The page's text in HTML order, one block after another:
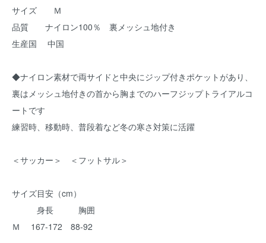
サイズ Ｍ
品質 ナイロン100％ 裏メッシュ地付き
生産国 中国
◆ナイロン素材で両サイドと中央にジップ付きポケットがあり、
裏はメッシュ地付きの首から胸までのハーフジップトライアルコ
ートです
練習時、移動時、普段着など冬の寒さ対策に活躍
＜サッカー＞ ＜フットサル＞
サイズ目安（cm）
身長 胸囲
Ｍ 167-172 88-92